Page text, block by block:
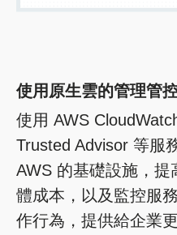
使用原生雲的管理管
使用 AWS
Trusted Advisor 等服
AWS 的基礎設施，
體成本，以及監控服
作行為，提供給企業